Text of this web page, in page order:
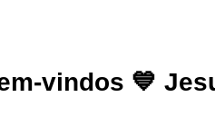
vindos 💙